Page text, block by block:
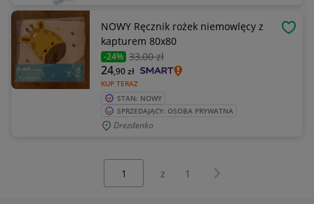
NOWY Ręcznik rożek niemowlęcy z
kapturem 80x80
-24% 33,00 zł
KUP TERAZ
24,90zł
STAN: NOWY
SPRZEDAJĄCY: OSOBA PRYWATNA
Drezdenko
z 1 Następna strona